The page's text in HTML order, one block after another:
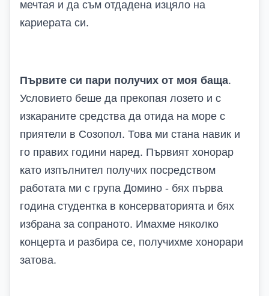
мечтая и да съм отдадена изцяло на
кариерата си.
Първите си пари получих от моя баща.
Условието беше да прекопая лозето и с
изкараните средства да отида на море с
приятели в Созопол. Това ми стана навик и
го правих години наред. Първият хонорар
като изпълнител получих посредством
работата ми с група Домино - бях първа
година студентка в консерваторията и бях
избрана за сопраното. Имахме няколко
концерта и разбира се, получихме хонорари
затова.